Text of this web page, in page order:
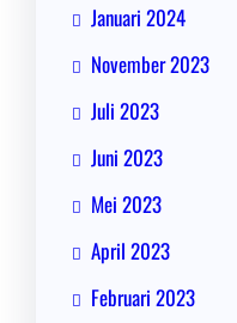
Januari 2024
November 2023
Juli 2023
Juni 2023
Mei 2023
April 2023
Februari 2023